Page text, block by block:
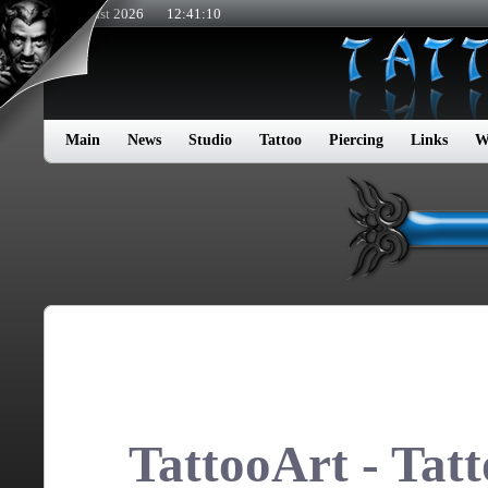
6. August 2026 12:41:10
Main News Studio Tattoo Piercing Links
TattooArt -